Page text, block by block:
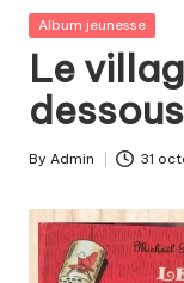
t
s
o
r
t
ir
goûts,
des
sorties
pour
tous
les
Posted
Album jeunesse
Le
dessous
Posted
By Admin 31